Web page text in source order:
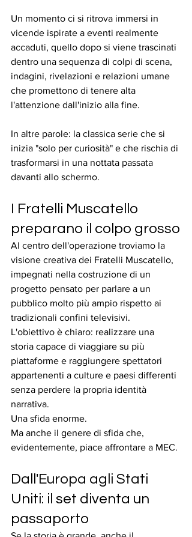
Un momento ci si ritrova immersi in
vicende ispirate a eventi realmente
accaduti, quello dopo si viene trascinati
dentro una sequenza di colpi di scena,
indagini, rivelazioni e relazioni umane
che promettono di tenere alta
l'attenzione dall'inizio alla fine.
In altre parole: la classica serie che si
inizia "solo per curiosità" e che rischia di
trasformarsi in una nottata passata
davanti allo schermo.
I Fratelli Muscatello
preparano il colpo grosso
Al centro dell'operazione troviamo la
visione creativa dei Fratelli Muscatello,
impegnati nella costruzione di un
progetto pensato per parlare a un
pubblico molto più ampio rispetto ai
tradizionali confini televisivi.
L'obiettivo è chiaro: realizzare una
storia capace di viaggiare su più
piattaforme e raggiungere spettatori
appartenenti a culture e paesi differenti
senza perdere la propria identità
narrativa.
Una sfida enorme.
Ma anche il genere di sfida che,
evidentemente, piace affrontare a MEC.
Dall'Europa agli Stati
Uniti: il set diventa un
passaporto